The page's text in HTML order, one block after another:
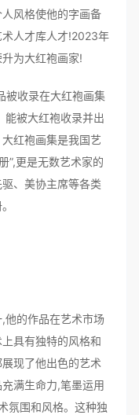
风格使他的字画备
人才库人才!2023年
为大红袍画家!
被收录在大红袍画集
能被大红袍收录并出
红袍画集是我国艺
”,更是无数艺术家的
、美协主席等各类
他的作品在艺术市场
具有独特的风格和
现了他出色的艺术
满生命力,笔墨运用
氛围和风格。这种独